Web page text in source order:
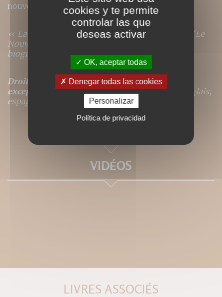
nouvelle page de son histoire.
« La meilleure traduction du Gorin-no-sho » (Le
Nouvel Observateur), avec appareil critique et
biographie de Musashi
Droits de traduction disponibles pour ce titre,
excepté
pour les langues suivantes : italien, anglais,
espagnol, tchèque.
VIDÉOS
LIVRES ASSOCIÉS
cookies y te permite
controlar las que
deseas activar
OK, aceptar todas
Denegar todas las cookies
Personalizar
Política de privacidad